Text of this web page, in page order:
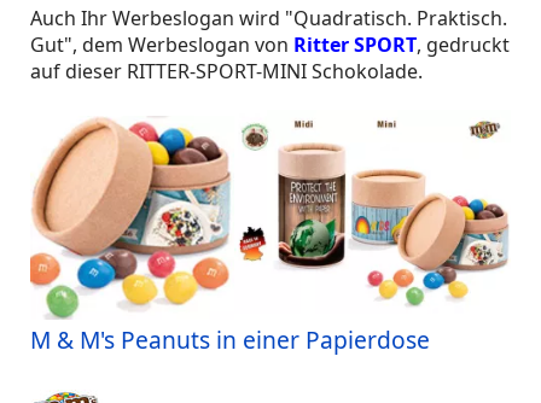
Auch Ihr Werbeslogan wird "Quadratisch. Praktisch.
Gut", dem Werbeslogan von Ritter SPORT, gedruckt
auf dieser RITTER-SPORT-MINI Schokolade.
M & M's Peanuts in einer Papierdose